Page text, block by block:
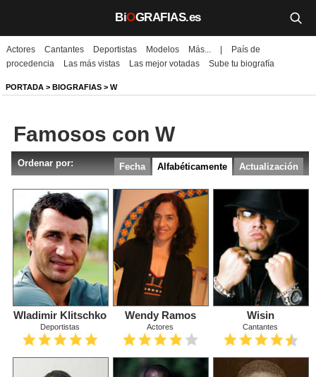
BiOGRAFIAS.es
Biografías
Películas
Un día como hoy
Videos
Galerías
Noticias
Iniciar sesión Crear cuenta
Actores Cantantes Deportistas Modelos Más...
País de
procedencia
Las más vistas Las mejor votadas Sube tu biografía
PORTADA > BIOGRAFIAS > W
Famosos con W
Ordenar por: Actualización
Alfabéticamente
Fecha
Wladimir Klitschko
Deportistas
Wendy Ramos
Actores
Wisin
Cantantes